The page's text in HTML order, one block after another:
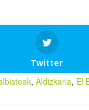
Twitter
, Aldizkaria, El